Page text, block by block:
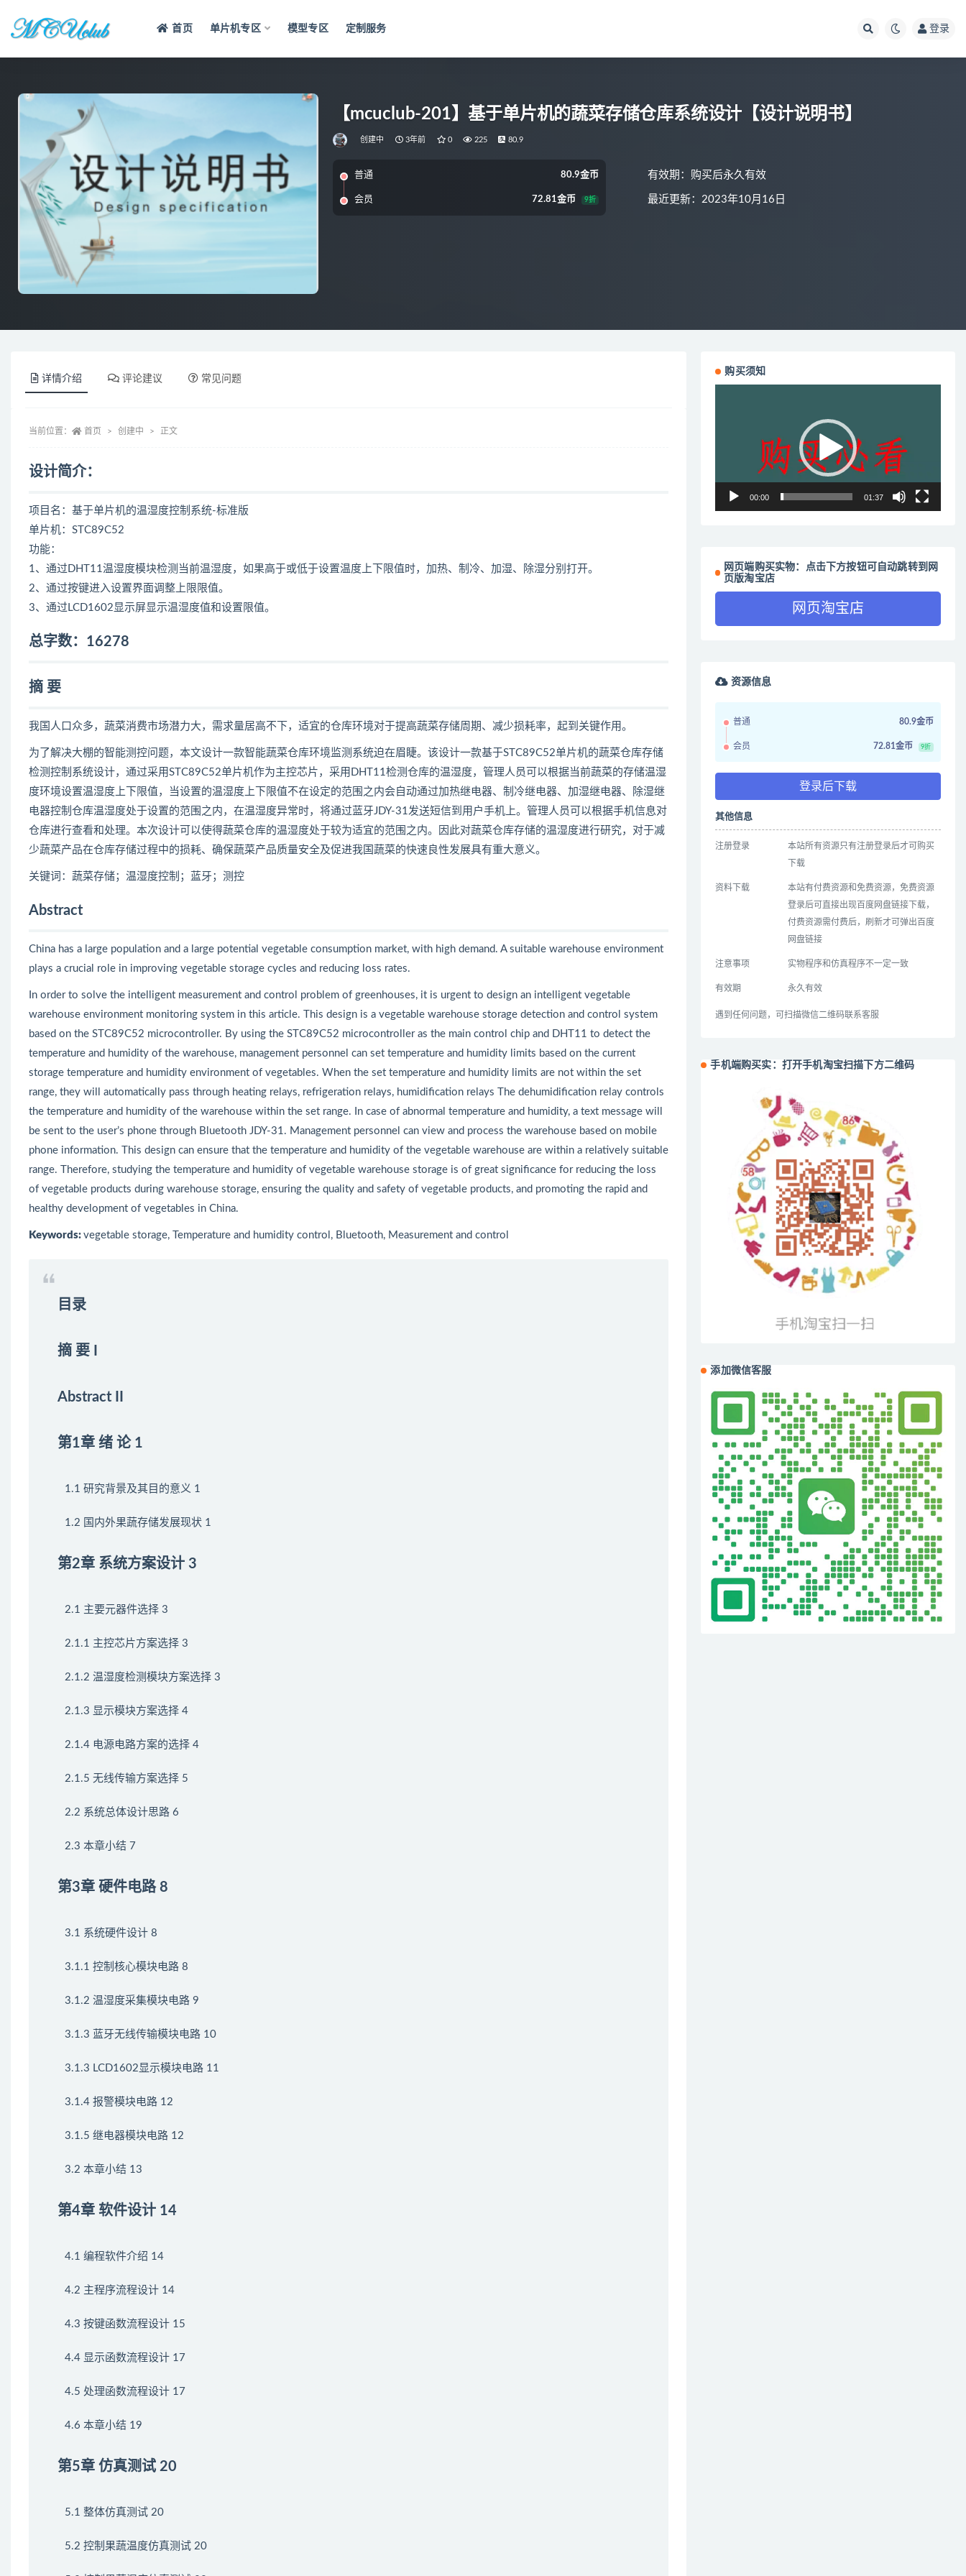
首页 单片机专区 模型专区 定制服务 登录
【mcuclub-201】基于单片机的蔬菜存储仓库系统设计【设计说明书】
创建中 3年前 0 225 80.9
普通 80.9金币
会员 72.81金币 9折
有效期：购买后永久有效
最近更新：2023年10月16日
详情介绍 评论建议 常见问题
当前位置： 首页 创建中 正文
设计简介：
项目名：基于单片机的温湿度控制系统-标准版
单片机：STC89C52
功能：
1、通过DHT11温湿度模块检测当前温湿度，如果高于或低于设置温度上下限值时，加热、制冷、加湿、除湿分别打开。
2、通过按键进入设置界面调整上限限值。
3、通过LCD1602显示屏显示温湿度值和设置限值。
总字数：16278
摘 要
我国人口众多，蔬菜消费市场潜力大，需求量居高不下，适宜的仓库环境对于提高蔬菜存储周期、减少损耗率，起到关键作用。
为了解决大棚的智能测控问题，本文设计一款智能蔬菜仓库环境监测系统迫在眉睫。该设计一款基于STC89C52单片机的蔬菜仓库存储
检测控制系统设计，通过采用STC89C52单片机作为主控芯片，采用DHT11检测仓库的温湿度，管理人员可以根据当前蔬菜的存储温湿
度环境设置温湿度上下限值，当设置的温湿度上下限值不在设定的范围之内会自动通过加热继电器、制冷继电器、加湿继电器、除湿继
电器控制仓库温湿度处于设置的范围之内，在温湿度异常时，将通过蓝牙JDY-31发送短信到用户手机上。管理人员可以根据手机信息对
仓库进行查看和处理。本次设计可以使得蔬菜仓库的温湿度处于较为适宜的范围之内。因此对蔬菜仓库存储的温湿度进行研究，对于减
少蔬菜产品在仓库存储过程中的损耗、确保蔬菜产品质量安全及促进我国蔬菜的快速良性发展具有重大意义。
关键词：蔬菜存储；温湿度控制；蓝牙；测控
Abstract
China has a large population and a large potential vegetable consumption market, with high demand. A suitable warehouse environment
plays a crucial role in improving vegetable storage cycles and reducing loss rates.
In order to solve the intelligent measurement and control problem of greenhouses, it is urgent to design an intelligent vegetable
warehouse environment monitoring system in this article. This design is a vegetable warehouse storage detection and control system
based on the STC89C52 microcontroller. By using the STC89C52 microcontroller as the main control chip and DHT11 to detect the
temperature and humidity of the warehouse, management personnel can set temperature and humidity limits based on the current
storage temperature and humidity environment of vegetables. When the set temperature and humidity limits are not within the set
range, they will automatically pass through heating relays, refrigeration relays, humidification relays The dehumidification relay controls
the temperature and humidity of the warehouse within the set range. In case of abnormal temperature and humidity, a text message will
be sent to the user’s phone through Bluetooth JDY-31. Management personnel can view and process the warehouse based on mobile
phone information. This design can ensure that the temperature and humidity of the vegetable warehouse are within a relatively suitable
range. Therefore, studying the temperature and humidity of vegetable warehouse storage is of great significance for reducing the loss
of vegetable products during warehouse storage, ensuring the quality and safety of vegetable products, and promoting the rapid and
healthy development of vegetables in China.
Keywords: vegetable storage, Temperature and humidity control, Bluetooth, Measurement and control
目录
摘 要 I
Abstract II
第1章 绪 论 1
1.1 研究背景及其目的意义 1
1.2 国内外果蔬存储发展现状 1
第2章 系统方案设计 3
2.1 主要元器件选择 3
2.1.1 主控芯片方案选择 3
2.1.2 温湿度检测模块方案选择 3
2.1.3 显示模块方案选择 4
2.1.4 电源电路方案的选择 4
2.1.5 无线传输方案选择 5
2.2 系统总体设计思路 6
2.3 本章小结 7
第3章 硬件电路 8
3.1 系统硬件设计 8
3.1.1 控制核心模块电路 8
3.1.2 温湿度采集模块电路 9
3.1.3 蓝牙无线传输模块电路 10
3.1.3 LCD1602显示模块电路 11
3.1.4 报警模块电路 12
3.1.5 继电器模块电路 12
3.2 本章小结 13
第4章 软件设计 14
4.1 编程软件介绍 14
4.2 主程序流程设计 14
4.3 按键函数流程设计 15
4.4 显示函数流程设计 17
4.5 处理函数流程设计 17
4.6 本章小结 19
第5章 仿真测试 20
5.1 整体仿真测试 20
5.2 控制果蔬温度仿真测试 20
购买须知
00:00 01:37
网页端购买实物：点击下方按钮可自动跳转到网
页版淘宝店
网页淘宝店
资源信息
普通 80.9金币
会员 72.81金币 9折
登录后下载
其他信息
注册登录
本站所有资源只有注册登录后才可购买
下载
资料下载
本站有付费资源和免费资源，免费资源
登录后可直接出现百度网盘链接下载，
付费资源需付费后，刷新才可弹出百度
网盘链接
注意事项 实物程序和仿真程序不一定一致
有效期 永久有效
遇到任何问题，可扫描微信二维码联系客服
手机端购买实：打开手机淘宝扫描下方二维码
添加微信客服